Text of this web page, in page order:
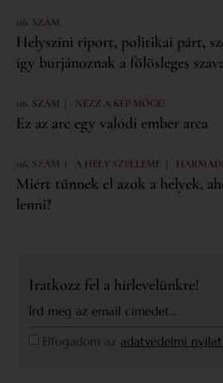
116. SZÁM
Helyszíni riport, politikai párt,
így burjánoznak a fölösleges
116. SZÁM | NÉZZ A KÉP MÖGÉ!
Ez az arc egy valódi ember arca
116. SZÁM | A HELY SZELLEME |
Miért tűnnek el azok a helyek,
lenni?
Iratkozz fel a hírlevelünkre!
Elfogadom az adatvédelmi